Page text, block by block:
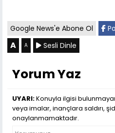
Google News'e Abone Ol
A A Sesli Dinle
Yorum Yaz
UYARI:Konuyla ilgisi
veya imalar, inançlara saldırı,
onaylanmamaktadır.